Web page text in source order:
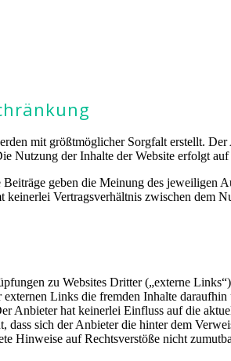
mit größtmöglicher Sorgfalt erstellt.
Nutzung der Inhalte der Website erfolgt
Beiträge geben die Meinung des jeweiligen
keinerlei Vertragsverhältnis zwischen dem
zu Websites Dritter („externe
Links die fremden Inhalte
Anbieter hat keinerlei Einfluss auf die
dass sich der Anbieter die hinter dem
Hinweise auf Rechtsverstöße nicht